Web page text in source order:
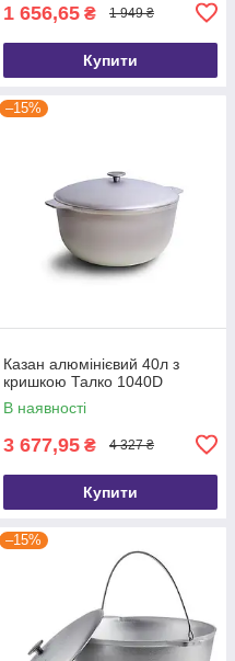
1 656,65 ₴ 1 949 ₴
Купити
–15%
Казан алюмінієвий 40л з
кришкою Талко 1040D
В наявності
3 677,95 ₴ 4 327 ₴
Купити
–15%